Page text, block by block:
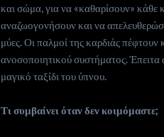
Desires
Life
is
και σώμα, για να «καθαρίσουν» κάθε
αναζωογονήσουν και να
μύες. Οι παλμοί της καρδιάς
ανοσοποιητικού συστήματος.
μαγικό ταξίδι του ύπνου.
Τι συμβαίνει όταν δεν κοιμόμαστε;